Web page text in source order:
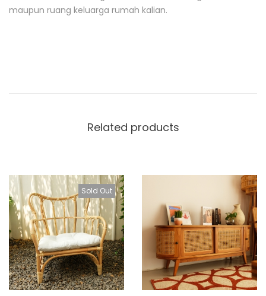
t
maupun ruang keluarga rumah kalian.
Related products
Sold Out